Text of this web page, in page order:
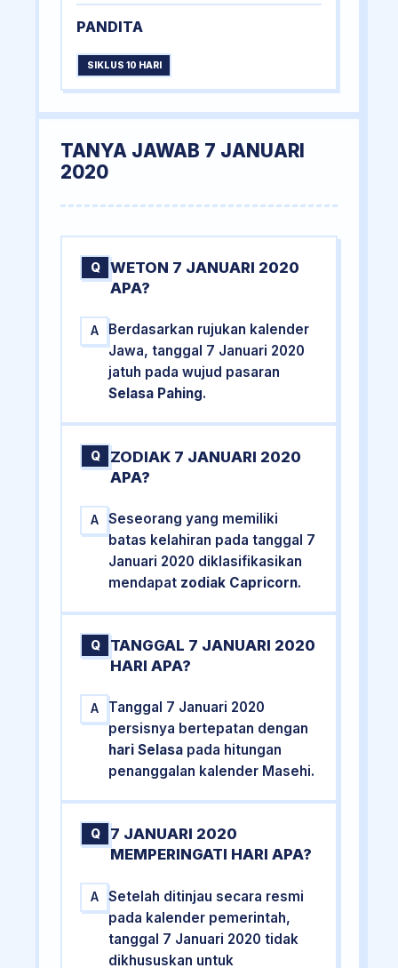
PANDITA
SIKLUS 10 HARI
TANYA JAWAB 7 JANUARI
2020
Q
WETON 7 JANUARI 2020
APA?
A
Berdasarkan rujukan kalender
Jawa, tanggal 7 Januari 2020
jatuh pada wujud pasaran
Selasa Pahing.
Q
ZODIAK 7 JANUARI 2020
APA?
A
Seseorang yang memiliki
batas kelahiran pada tanggal 7
Januari 2020 diklasifikasikan
mendapat zodiak Capricorn.
Q
TANGGAL 7 JANUARI 2020
HARI APA?
A
Tanggal 7 Januari 2020
persisnya bertepatan dengan
hari Selasa pada hitungan
penanggalan kalender Masehi.
Q
7 JANUARI 2020
MEMPERINGATI HARI APA?
A
Setelah ditinjau secara resmi
pada kalender pemerintah,
tanggal 7 Januari 2020 tidak
dikhususkan untuk